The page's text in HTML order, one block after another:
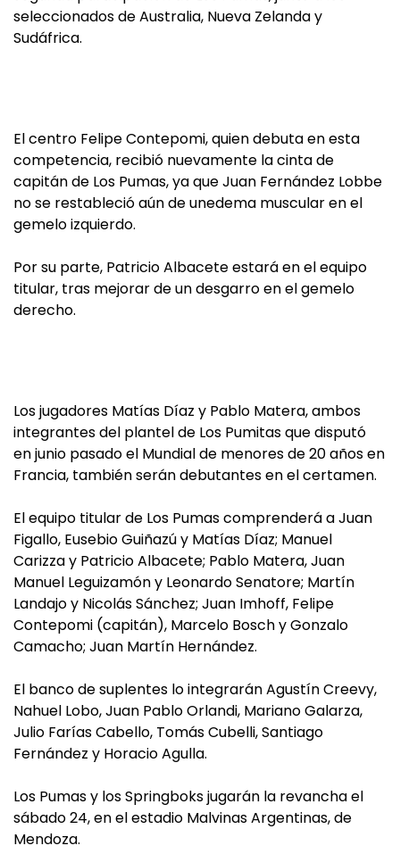
seleccionados de Australia, Nueva Zelanda y
Sudáfrica.
El centro Felipe Contepomi, quien debuta en esta
competencia, recibió nuevamente la cinta de
capitán de Los Pumas, ya que Juan Fernández Lobbe
no se restableció aún de unedema muscular en el
gemelo izquierdo.
Por su parte, Patricio Albacete estará en el equipo
titular, tras mejorar de un desgarro en el gemelo
derecho.
Los jugadores Matías Díaz y Pablo Matera, ambos
integrantes del plantel de Los Pumitas que disputó
en junio pasado el Mundial de menores de 20 años en
Francia, también serán debutantes en el certamen.
El equipo titular de Los Pumas comprenderá a Juan
Figallo, Eusebio Guiñazú y Matías Díaz; Manuel
Carizza y Patricio Albacete; Pablo Matera, Juan
Manuel Leguizamón y Leonardo Senatore; Martín
Landajo y Nicolás Sánchez; Juan Imhoff, Felipe
Contepomi (capitán), Marcelo Bosch y Gonzalo
Camacho; Juan Martín Hernández.
El banco de suplentes lo integrarán Agustín Creevy,
Nahuel Lobo, Juan Pablo Orlandi, Mariano Galarza,
Julio Farías Cabello, Tomás Cubelli, Santiago
Fernández y Horacio Agulla.
Los Pumas y los Springboks jugarán la revancha el
sábado 24, en el estadio Malvinas Argentinas, de
Mendoza.